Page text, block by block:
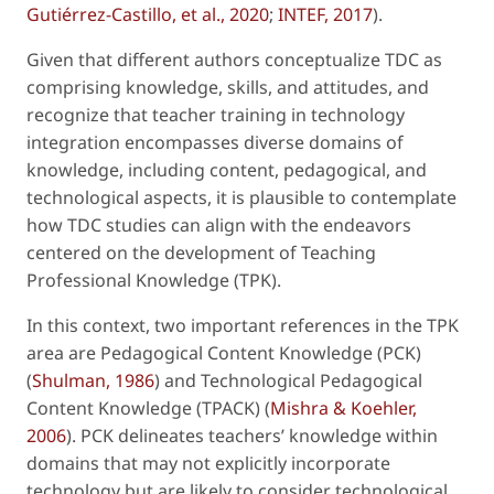
Gutiérrez-Castillo, et al., 2020; INTEF, 2017).
Given that different authors conceptualize TDC as
comprising knowledge, skills, and attitudes, and
recognize that teacher training in technology
integration encompasses diverse domains of
knowledge, including content, pedagogical, and
technological aspects, it is plausible to contemplate
how TDC studies can align with the endeavors
centered on the development of Teaching
Professional Knowledge (TPK).
In this context, two important references in the TPK
area are Pedagogical Content Knowledge (PCK)
(Shulman, 1986) and Technological Pedagogical
Content Knowledge (TPACK) (Mishra & Koehler,
2006). PCK delineates teachers’ knowledge within
domains that may not explicitly incorporate